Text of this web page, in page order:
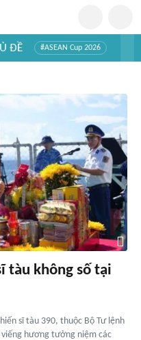
ĐỀ #ASEAN Cup 2026
tàu không số tại
sĩ tàu 390, thuộc Bộ Tư lệnh
hương tưởng niệm các